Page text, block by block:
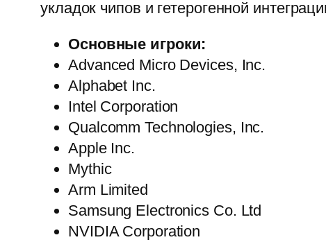
укладок чипов и гетерогенной
Основные игроки:
Advanced Micro Devices, Inc.
Alphabet Inc.
Intel Corporation
Qualcomm Technologies, Inc.
Apple Inc.
Mythic
Arm Limited
Samsung Electronics Co. Ltd
NVIDIA Corporation